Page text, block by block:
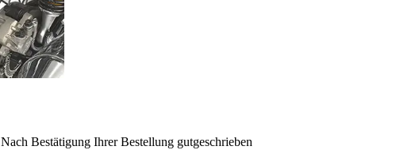
Nach Bestätigung Ihrer Bestellung gutgeschrieben